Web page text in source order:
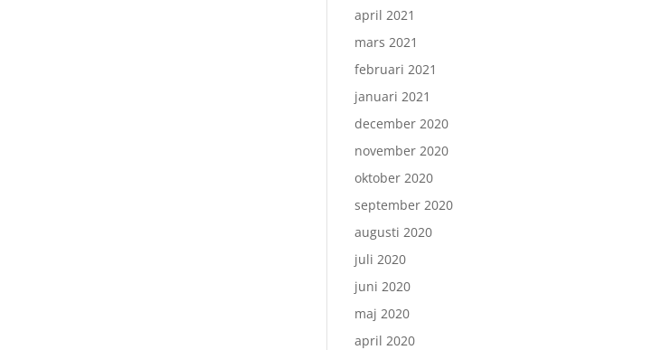
april 2021
mars 2021
februari 2021
januari 2021
december 2020
november 2020
oktober 2020
september 2020
augusti 2020
juli 2020
juni 2020
maj 2020
april 2020